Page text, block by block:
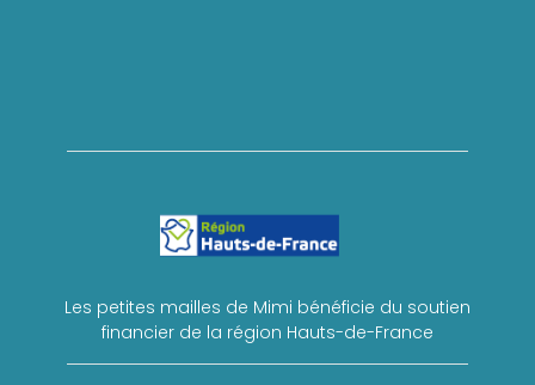
Les petites mailles de Mimi bénéficie du soutien
financier de la région Hauts-de-France